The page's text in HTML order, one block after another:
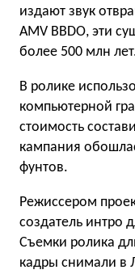
издают звук
AMV BBDO, эти
более 500 млн
В ролике
компьютерной
стоимость
кампания
фунтов.
Режиссером
создатель интро
Съемки ролика
кадры снимали в